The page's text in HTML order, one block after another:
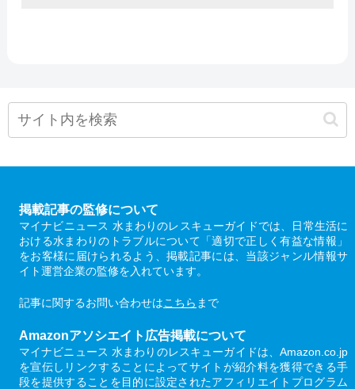
掲載記事の監修について
マイナビニュース 水まわりのレスキューガイドでは、日常生活に
おける水まわりのトラブルについて「適切で正しく有益な情報」
をお客様に届けられるよう、掲載記事には、当該ジャンル情報サ
イト運営企業の監修を入れています。
記事に関するお問い合わせはこちら まで
Amazonアソシエイト広告掲載について
マイナビニュース 水まわりのレスキューガイドは、Amazon.co.jp
を宣伝しリンクすることによってサイトが紹介料を獲得できる手
段を提供することを目的に設定されたアフィリエイトプログラム